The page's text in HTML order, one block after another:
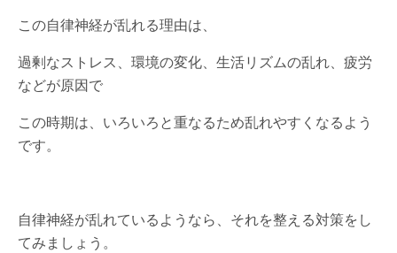
この自律神経が乱れる理由は、
過剰なストレス、環境の変化、生活リズムの乱れ、疲労
などが原因で
この時期は、いろいろと重なるため乱れやすくなるよう
です。
自律神経が乱れているようなら、それを整える対策をし
てみましょう。